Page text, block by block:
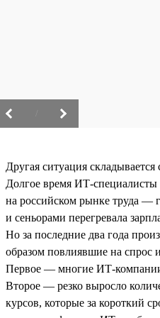
Другая ситуация
Долгое время ИТ-специалисты
на российском рынке труда —
и сеньорами перегревала
Но за последние два года
образом повлиявшие на спрос
Первое — многие ИТ-
Второе — резко выросло
курсов, которые за короткий